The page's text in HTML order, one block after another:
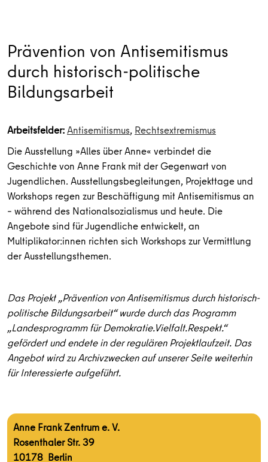
Prävention von Antisemitismus
durch historisch-politische
Bildungsarbeit
Arbeitsfelder:Antisemitismus, Rechtsextremismus
Die Ausstellung »Alles über Anne« verbindet die
Geschichte von Anne Frank mit der Gegenwart von
Jugendlichen. Ausstellungsbegleitungen, Projekttage und
Workshops regen zur Beschäftigung mit Antisemitismus an
– während des Nationalsozialismus und heute. Die
Angebote sind für Jugendliche entwickelt, an
Multiplikator:innen richten sich Workshops zur Vermittlung
der Ausstellungsthemen.
Das Projekt „Prävention von Antisemitismus durch historisch-
politische Bildungsarbeit“ wurde durch das Programm
„Landesprogramm für Demokratie.Vielfalt.Respekt.“
gefördert und endete in der regulären Projektlaufzeit. Das
Angebot wird zu Archivzwecken auf unserer Seite weiterhin
für Interessierte aufgeführt.
Anne Frank Zentrum e. V.
Rosenthaler Str. 39
10178 Berlin